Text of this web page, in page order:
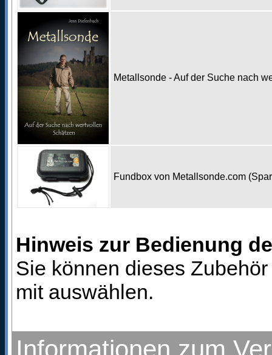
Metallsonde - Auf der Suche nach
Fundbox von Metallsonde.com
Hinweis zur Bedienung
Sie können dieses
mit auswählen.
Informationen zum